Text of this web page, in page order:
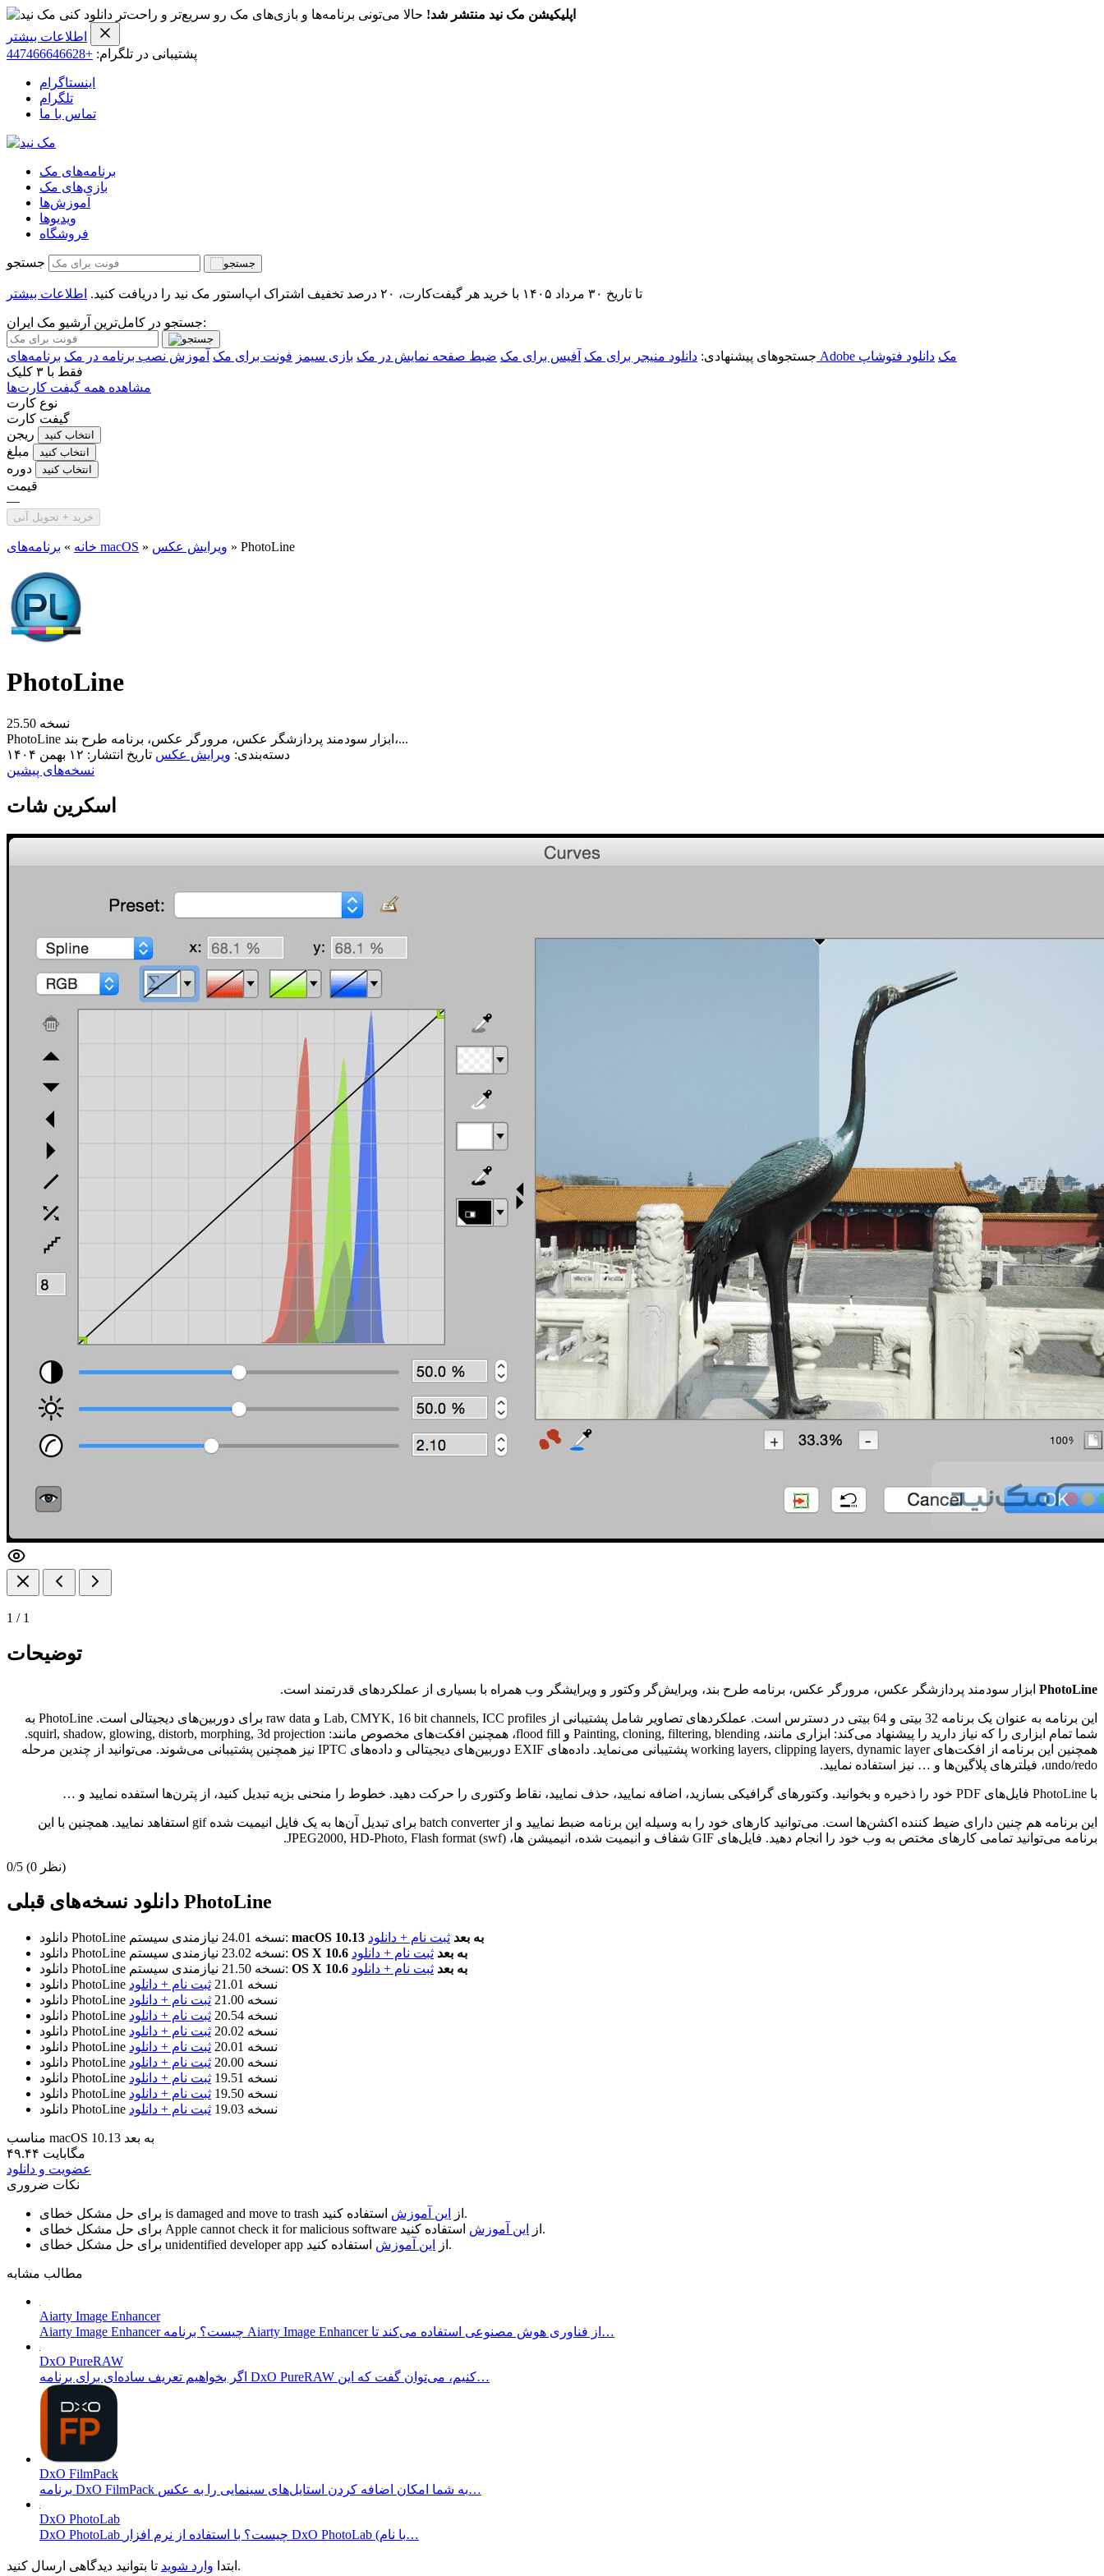
اپلیکیشن مک نید منتشر شد! حالا می‌تونی برنامه‌ها و بازی‌های مک رو سریع‌تر و راحت‌تر دانلود کنی
اطلاعات بیشتر
پشتیبانی در تلگرام: +447466646628
اینستاگرام
تلگرام
تماس با ما
برنامه‌های مک
بازی‌های مک
آموزش‌ها
ویدیو‌ها
فروشگاه
جستجو
تا تاریخ ۳۰ مرداد ۱۴۰۵ با خرید هر گیفت‌کارت، ۲۰ درصد تخفیف اشتراک اپ‌استور مک نید را دریافت کنید. اطلاعات بیشتر
جستجو در کامل‌ترین آرشیو مک ایران:
جستجوهای پیشنهادی: دانلود منیجر برای مک آفیس برای مک ضبط صفحه نمایش در مک بازی سیمز فونت برای مک آموزش نصب برنامه در مک برنامه‌های Adobe مک دانلود فتوشاپ
فقط با ۳ کلیک
مشاهده همه گیفت کارت‌ها
نوع کارت
گیفت کارت
ریجن
انتخاب کنید
مبلغ انتخاب کنید
دوره انتخاب کنید
قیمت
—
خرید + تحویل آنی
خانه » برنامه‌های macOS » ویرایش عکس » PhotoLine
PhotoLine
نسخه 25.50
PhotoLine ابزار سودمند پردازشگر عکس، مرورگر عکس، برنامه طرح بند،...
دسته‌بندی: ویرایش عکس تاریخ انتشار: ۱۲ بهمن ۱۴۰۴
نسخه‌های پیشین
اسکرین شات
1 / 1
توضیحات
PhotoLine ابزار سودمند پردازشگر عکس، مرورگر عکس، برنامه طرح بند، ویرایش‌گر وکتور و ویرایشگر وب همراه با بسیاری از عملکردهای قدرتمند است.
این برنامه به عنوان یک برنامه 32 بیتی و 64 بیتی در دسترس است. عملکردهای تصاویر شامل پشتیبانی از Lab, CMYK, 16 bit channels, ICC profiles و raw data برای دوربین‌های دیجیتالی است. PhotoLine به
شما تمام ابزاری را که نیاز دارید را پیشنهاد می‌کند: ابزاری مانند، Painting, cloning, filtering, blending و flood fill، همچنین افکت‌های مخصوص مانند: squirl, shadow, glowing, distorb, morphing, 3d projection.
همچنین این برنامه از افکت‌های working layers, clipping layers, dynamic layer پشتیبانی می‌نماید. داده‌های EXIF دوربین‌های دیجیتالی و داده‌های IPTC نیز همچنین پشتیبانی می‌شوند. می‌توانید از چندین مرحله
undo/redo، فیلترهای پلاگین‌ها و … نیز استفاده نمایید.
با PhotoLine فایل‌های PDF خود را ذخیره و بخوانید. وکتور‌های گرافیکی بسازید، اضافه نمایید، حذف نمایید، نقاط وکتوری را حرکت دهید. خطوط را منحنی بزیه تبدیل کنید، از پترن‌ها استفده نمایید و …
این برنامه هم چنین دارای ضیط کننده اکشن‌ها است. می‌توانید کارهای خود را به وسیله این برنامه ضبط نمایید و از batch converter برای تبدیل آن‌ها به یک فایل انیمیت شده gif استفاهد نمایید. همچنین با این
برنامه می‌توانید تمامی کارهای مختص به وب خود را انجام دهید. فایل‌های GIF شفاف و انیمیت شده، انیمیشن ها، JPEG2000, HD-Photo, Flash format (swf).
0/5 (0 نظر)
دانلود نسخه‌های قبلی PhotoLine
دانلود PhotoLine نسخه 24.01نیازمندی سیستم: macOS 10.13 به بعد ثبت نام + دانلود
دانلود PhotoLine
نسخه 23.02نیازمندی سیستم: OS X 10.6 به بعد ثبت نام + دانلود
دانلود PhotoLine
نسخه 21.50نیازمندی سیستم: OS X 10.6 به بعد ثبت نام + دانلود
دانلود PhotoLine
نسخه 21.01
ثبت نام + دانلود
دانلود PhotoLine
نسخه 21.00
ثبت نام + دانلود
دانلود PhotoLine
نسخه 20.54
ثبت نام + دانلود
دانلود PhotoLine
نسخه 20.02
ثبت نام + دانلود
دانلود PhotoLine
نسخه 20.01
ثبت نام + دانلود
دانلود PhotoLine
نسخه 20.00
ثبت نام + دانلود
دانلود PhotoLine
نسخه 19.51
ثبت نام + دانلود
دانلود PhotoLine
نسخه 19.50
ثبت نام + دانلود
دانلود PhotoLine
نسخه 19.03 ثبت نام + دانلود
مناسب macOS 10.13 به بعد
۴۹.۴۴ مگابایت
عضویت و دانلود
نکات ضروری
is damaged and move to trash از این آموزش
استفاده کنید.
Apple cannot check it for malicious software از این آموزش
استفاده کنید.
unidentified developer app از این آموزش استفاده کنید.
مطالب مشابه
Aiarty Image Enhancer
Aiarty Image Enhancer چیست؟ برنامه Aiarty Image Enhancer از فناوری هوش مصنوعی استفاده می‌کند تا…
DxO PureRAW
اگر بخواهیم تعریف ساده‌ای برای برنامه DxO PureRAW کنیم، می‌توان گفت که این…
DxO FilmPack
برنامه DxO FilmPack به شما امکان اضافه کردن استایل‌های سینمایی را به عکس…
DxO PhotoLab
DxO PhotoLab چیست؟ با استفاده از نرم افزار DxO PhotoLab (با نام…
ابتدا وارد شوید تا بتوانید دیدگاهی ارسال کنید.